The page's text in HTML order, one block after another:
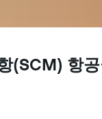
(SCM) 항